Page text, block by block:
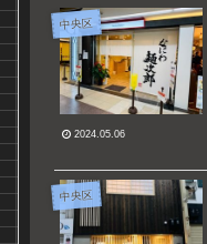
中央区
2024.05.06
中央区